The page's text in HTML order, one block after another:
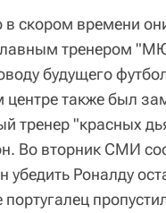
в скором времени
тренером
будущего
центре также был
тренер "красных
Во вторник СМИ
убедить Роналду